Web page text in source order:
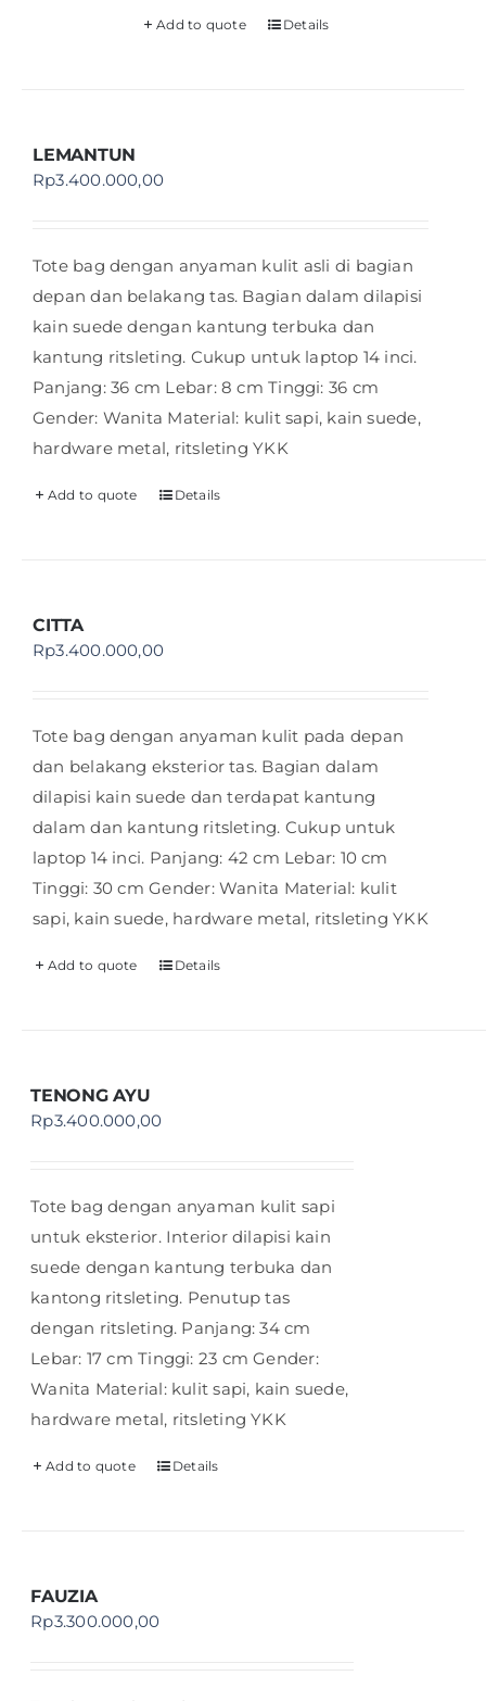
Add to quote Details
LEMANTUN
Rp3.400.000,00
Tote bag dengan anyaman kulit asli di bagian
depan dan belakang tas. Bagian dalam dilapisi
kain suede dengan kantung terbuka dan
kantung ritsleting. Cukup untuk laptop 14 inci.
Panjang: 36 cm Lebar: 8 cm Tinggi: 36 cm
Gender: Wanita Material: kulit sapi, kain suede,
hardware metal, ritsleting YKK
Add to quote Details
CITTA
Rp3.400.000,00
Tote bag dengan anyaman kulit pada depan
dan belakang eksterior tas. Bagian dalam
dilapisi kain suede dan terdapat kantung
dalam dan kantung ritsleting. Cukup untuk
laptop 14 inci. Panjang: 42 cm Lebar: 10 cm
Tinggi: 30 cm Gender: Wanita Material: kulit
sapi, kain suede, hardware metal, ritsleting YKK
Add to quote Details
TENONG AYU
Rp3.400.000,00
Tote bag dengan anyaman kulit sapi
untuk eksterior. Interior dilapisi kain
suede dengan kantung terbuka dan
kantong ritsleting. Penutup tas
dengan ritsleting. Panjang: 34 cm
Lebar: 17 cm Tinggi: 23 cm Gender:
Wanita Material: kulit sapi, kain suede,
hardware metal, ritsleting YKK
Add to quote Details
FAUZIA
Rp3.300.000,00